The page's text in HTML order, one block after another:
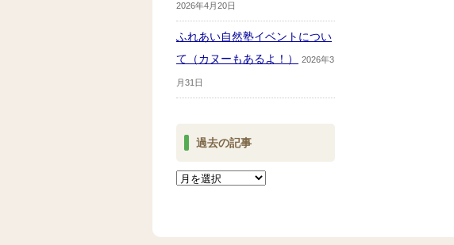
2026年4月20日
ふれあい自然塾イベントについ
て（カヌーもあるよ！）
2026年3
月31日
過去の記事
過